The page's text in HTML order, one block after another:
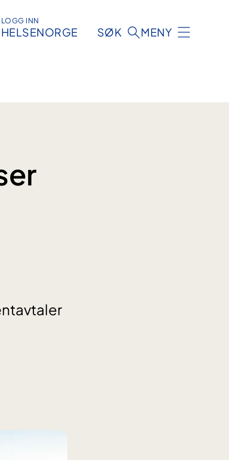
LOGG INN
HELSENORGE SØK MENY